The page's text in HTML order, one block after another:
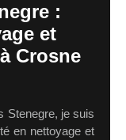
:
et
Crosne
Stenegre, je suis
en nettoyage et